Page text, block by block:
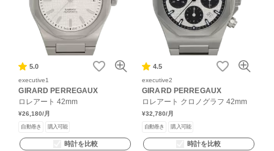
5.0
executive1
GIRARD PERREGAUX
ロレアート 42mm
¥26,180/月
自動巻き 購入可能
時計を比較
4.5
executive2
GIRARD PERREGAUX
ロレアート クロノグラフ 42mm
¥32,780/月
自動巻き 購入可能
時計を比較